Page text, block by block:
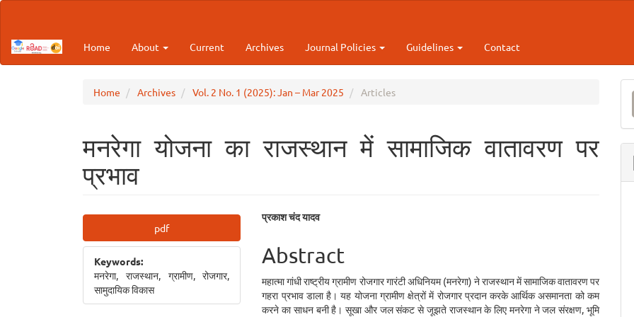
Content
Sidebar
Home About Current Archives Journal Policies Guidelines Contact
Home Archives Vol. 2 No. 1 (2025): Jan – Mar 2025 Articles
मनरेगा योजना का राजस्थान में सामाजिक वातावरण पर
प्रभाव
Article
Sidebar
pdf
Keywords:
मनरेगा, राजस्थान, ग्रामीण, रोजगार,
सामुदायिक विकास
Main
Article
Content
प्रकाश चंद यादव
Abstract
महात्मा गांधी राष्ट्रीय ग्रामीण रोजगार गारंटी अधिनियम (मनरेगा) ने राजस्थान में सामाजिक वातावरण पर
गहरा प्रभाव डाला है। यह योजना ग्रामीण क्षेत्रों में रोजगार प्रदान करके आर्थिक असमानता को कम
करने का साधन बनी है। सूखा और जल संकट से जूझते राजस्थान के लिए मनरेगा ने जल संरक्षण, भूमि